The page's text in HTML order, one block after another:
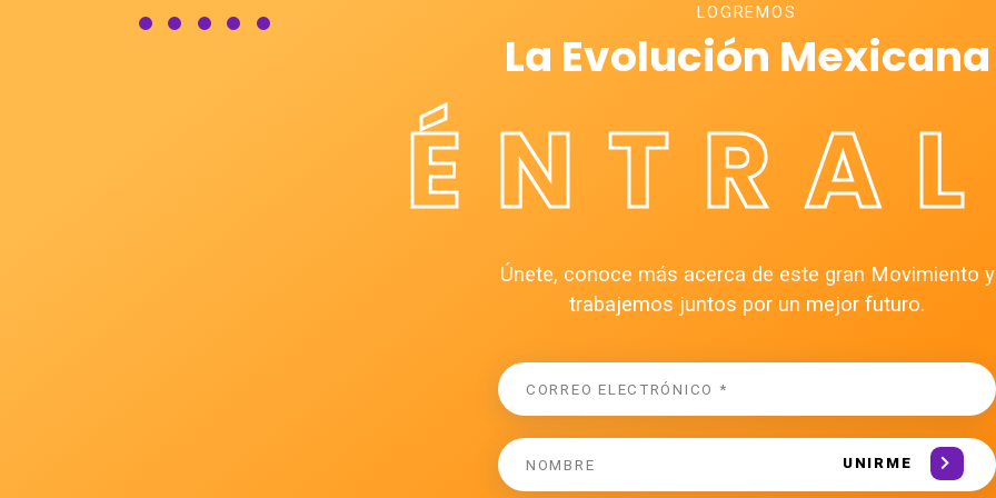
LOGREMOS
La Evolución Mexicana
Únete, conoce más acerca de este gran Movimiento y
trabajemos juntos por un mejor futuro.
UNIRME